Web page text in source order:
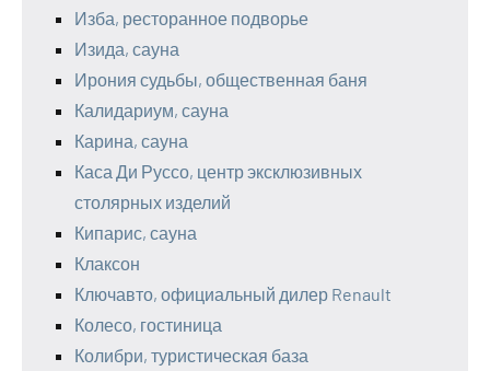
Изба, ресторанное подворье
Изида, сауна
Ирония судьбы, общественная баня
Калидариум, сауна
Карина, сауна
Каса Ди Руссо, центр эксклюзивных
столярных изделий
Кипарис, сауна
Клаксон
Ключавто, официальный дилер Renault
Колесо, гостиница
Колибри, туристическая база